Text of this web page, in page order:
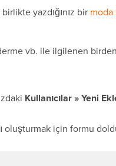
yazdığınız bir
vb. ile ilgilenen
Kullanıcılar » Yeni
oluşturmak için formu